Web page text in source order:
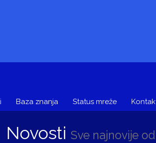
Baza znanja Status mreže
Novosti Sve najnovije